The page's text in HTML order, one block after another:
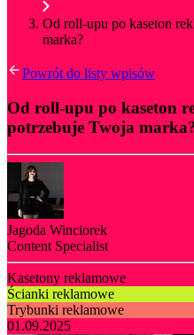
Od roll-upu po kaseton
marka?
Powrót do listy wpisów
Od roll-upu po kaseton
potrzebuje Twoja
Jagoda Winciorek
Content Specialist
Kasetony reklamowe
Ścianki reklamowe
Trybunki reklamowe
01.09.2025